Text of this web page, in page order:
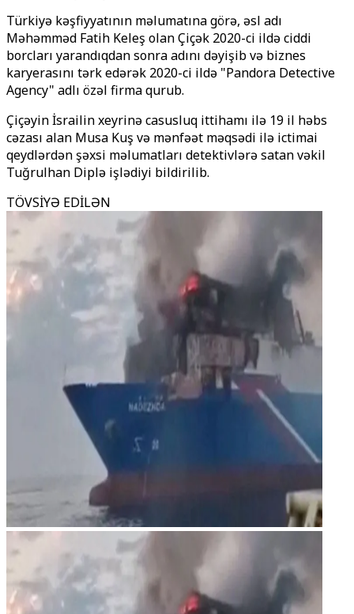
Türkiyə kəşfiyyatının məlumatına görə, əsl adı
Məhəmməd Fatih Keleş olan Çiçək 2020-ci ildə ciddi
borcları yarandıqdan sonra adını dəyişib və biznes
karyerasını tərk edərək 2020-ci ildə "Pandora Detective
Agency" adlı özəl firma qurub.
Çiçəyin İsrailin xeyrinə casusluq ittihamı ilə 19 il həbs
cəzası alan Musa Kuş və mənfəət məqsədi ilə ictimai
qeydlərdən şəxsi məlumatları detektivlərə satan vəkil
Tuğrulhan Diplə işlədiyi bildirilib.
TÖVSİYƏ EDİLƏN